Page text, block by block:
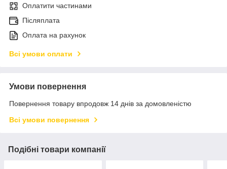
Оплатити частинами
Післяплата
Оплата на рахунок
Всі умови оплати
Умови повернення
Повернення товару впродовж 14 днів за домовленістю
Всі умови повернення
Подібні товари компанії